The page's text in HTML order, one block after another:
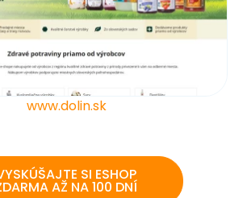
www.dolin.sk
SI ESHOP
AŽ NA 100 DNÍ